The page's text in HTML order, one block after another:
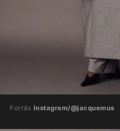
Forrás Instagram/@jacquemus